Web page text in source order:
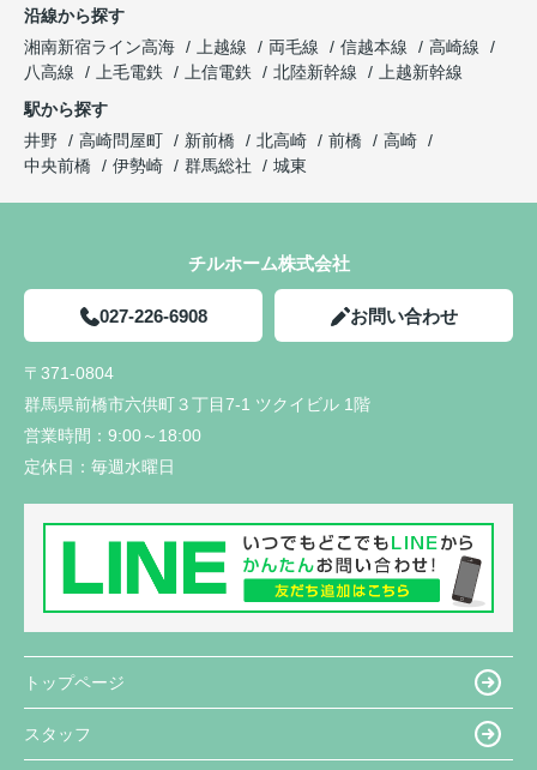
沿線から探す
湘南新宿ライン高海
上越線 両毛線 信越本線
高崎線
八高線
上毛電鉄 上信電鉄 北陸新幹線
上越新幹線
駅から探す
井野
高崎問屋町 新前橋 北高崎 前橋
高崎
中央前橋
伊勢崎 群馬総社 城東
チルホーム株式会社
027-226-6908 お問い合わせ
〒371-0804
群馬県前橋市六供町３丁目7-1 ツクイビル 1階
営業時間： 9:00～18:00
定休日： 毎週水曜日
トップページ
スタッフ